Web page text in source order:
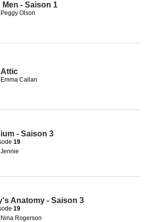
Men - Saison 1
Olson
Callan
- Saison 3
19
Anatomy - Saison 3
19
Rogerson